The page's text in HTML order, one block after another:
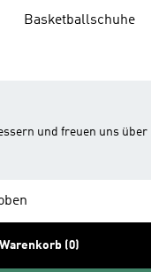
Basketballschuhe
und freuen uns über
(0)